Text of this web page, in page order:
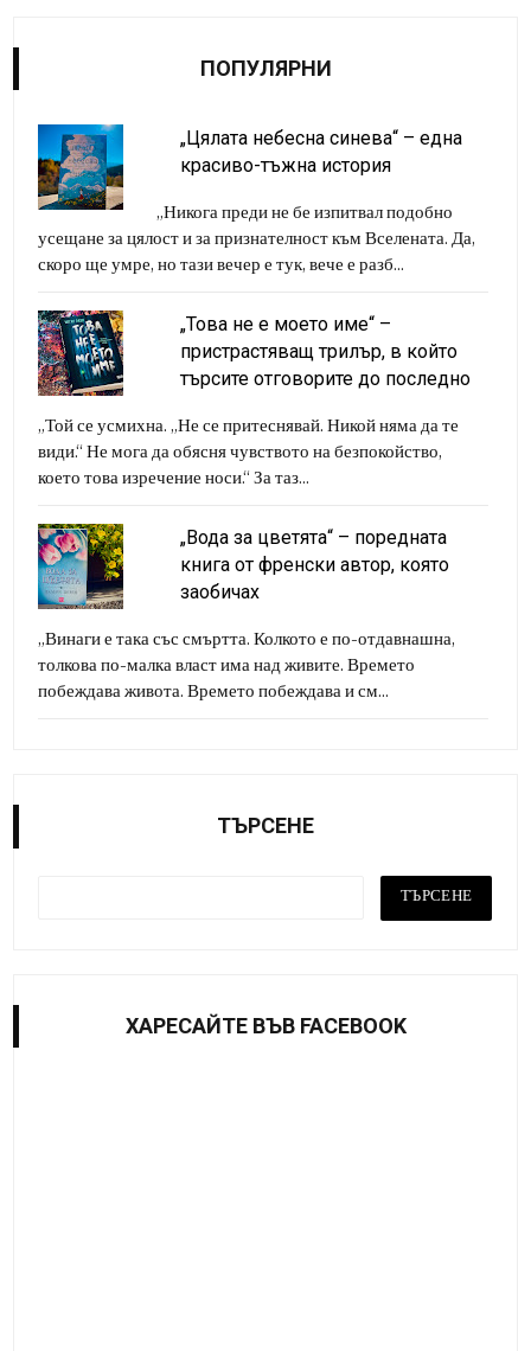
ПОПУЛЯРНИ
„Цялата небесна синева“ – една
красиво-тъжна история
„Никога преди не бе изпитвал подобно
усещане за цялост и за признателност към Вселената. Да,
скоро ще умре, но тази вечер е тук, вече е разб...
„Това не е моето име“ –
пристрастяващ трилър, в който
търсите отговорите до последно
„Той се усмихна. „Не се притеснявай. Никой няма да те
види.“ Не мога да обясня чувството на безпокойство,
което това изречение носи.“ За таз...
„Вода за цветята“ – поредната
книга от френски автор, която
заобичах
„Винаги е така със смъртта. Колкото е по-отдавнашна,
толкова по-малка власт има над живите. Времето
побеждава живота. Времето побеждава и см...
ТЪРСЕНЕ
ХАРЕСАЙТE ВЪВ FACEBOOK